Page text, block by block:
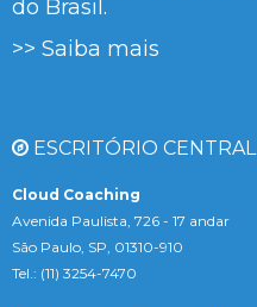
do Brasil.
>> Saiba mais
ESCRITÓRIO CENTRAL
Cloud Coaching
Avenida Paulista, 726 - 17 andar
São Paulo, SP, 01310-910
Tel.: (11) 3254-7470